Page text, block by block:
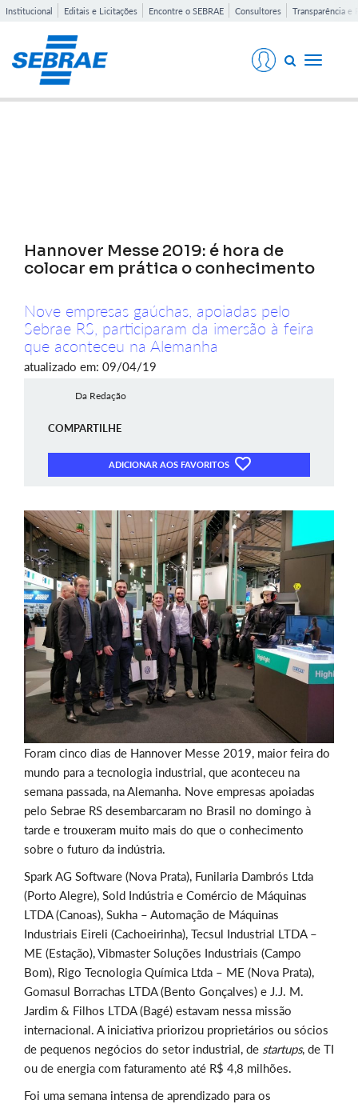
Institucional Editais e Licitações Encontre o SEBRAE Consultores Transparência e
Toggle
Hannover Messe 2019: é hora de
colocar em prática o conhecimento
Nove empresas gaúchas, apoiadas pelo
Sebrae RS, participaram da imersão à feira
que aconteceu na Alemanha
atualizado em: 09/04/19
Da Redação
COMPARTILHE
ADICIONAR AOS FAVORITOS
Foram cinco dias de Hannover Messe 2019, maior feira do
mundo para a tecnologia industrial, que aconteceu na
semana passada, na Alemanha. Nove empresas apoiadas
pelo Sebrae RS desembarcaram no Brasil no domingo à
tarde e trouxeram muito mais do que o conhecimento
sobre o futuro da indústria.
Spark AG Software (Nova Prata), Funilaria Dambrós Ltda
(Porto Alegre), Sold Indústria e Comércio de Máquinas
LTDA (Canoas), Sukha – Automação de Máquinas
Industriais Eireli (Cachoeirinha), Tecsul Industrial LTDA –
ME (Estação), Vibmaster Soluções Industriais (Campo
Bom), Rigo Tecnologia Química Ltda – ME (Nova Prata),
Gomasul Borrachas LTDA (Bento Gonçalves) e J.J. M.
Jardim & Filhos LTDA (Bagé) estavam nessa missão
internacional. A iniciativa priorizou proprietários ou sócios
de pequenos negócios do setor industrial, de startups, de TI
ou de energia com faturamento até R$ 4,8 milhões.
Foi uma semana intensa de aprendizado para os